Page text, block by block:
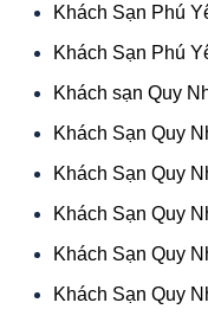
Khách Sạn Phú
Khách Sạn Phú
Khách sạn Quy
Khách Sạn Quy
Khách Sạn Quy
Khách Sạn Quy
Khách Sạn Quy
Khách Sạn Quy